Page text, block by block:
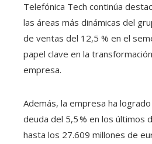
Telefónica Tech continúa
las áreas más dinámicas del
de ventas del 12,5 % en el
papel clave en la
empresa.
Además, la empresa ha
deuda del 5,5 % en los últimos
hasta los 27.609 millones de